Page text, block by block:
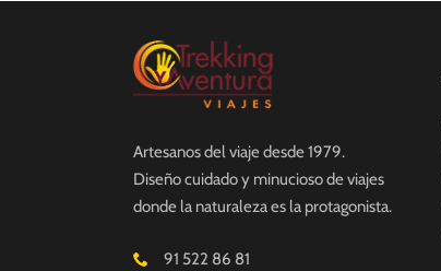
Artesanos del viaje desde 1979.
Diseño cuidado y minucioso de viajes
donde la naturaleza es la protagonista.
91 522 86 81